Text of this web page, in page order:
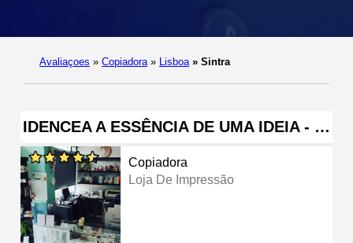
Avaliaçoes » Copiadora » Lisboa » Sintra
IDENCEA A ESSÊNCIA DE UMA IDEIA - …
Copiadora
Loja De Impressão